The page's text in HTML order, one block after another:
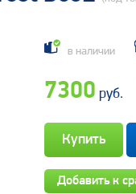
в наличии
7300 руб.
Добавить к